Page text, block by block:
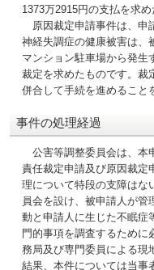
1373万2915円の支払を求め
原因裁定申請事件は、申
神経失調症の健康被害は、
マンション駐車場から発生
裁定を求めたものです。裁
併合して手続を進めること
事件の処理経過
公害等調整委員会は、本
責任裁定申請及び原因裁定
理について特段の支障はな
員会を設け、被申請人が管
動と申請人に生じた不眠症
門的事項を調査するために
務局及び専門委員による現
結果、本件については当事